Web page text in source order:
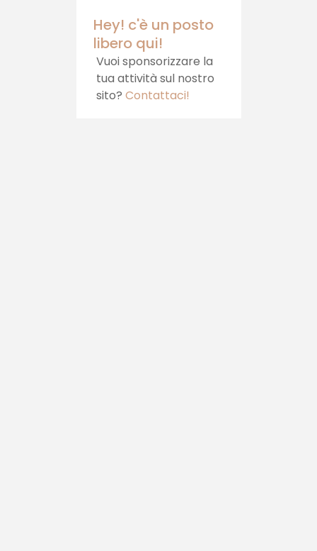
Hey! c'è un posto
libero qui!
Vuoi sponsorizzare la
tua attività sul nostro
sito? Contattaci!